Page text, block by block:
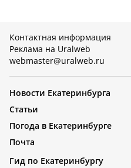
Контактная информация
Реклама на Uralweb
webmaster@uralweb.ru
Новости Екатеринбурга
Статьи
Погода в Екатеринбурге
Почта
Гид по Екатеринбургу